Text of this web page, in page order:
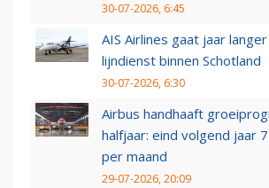
30-07-2026, 6:45
AIS Airlines gaat jaar
lijndienst binnen Schotland
30-07-2026, 6:30
Airbus handhaaft
halfjaar: eind volgend jaar
per maand
29-07-2026, 20:09